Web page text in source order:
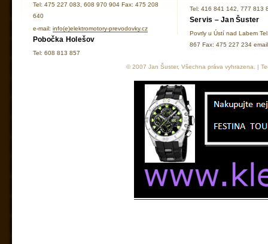
Tel: 475 227 083, 608 970 904 Fax: 475 208
640
e-mail: info(e)elektromotory-prevodovky.cz
Pobočka Holešov
Tel: 608 813 857
Tel: 416 841 142, 777 813
Servis – Jan Šuster
Povrly u Ústí nad Labem
867 Fax: 475 227 234
© 2007 Jan Šuster, Všechna práva vyhrazena. |